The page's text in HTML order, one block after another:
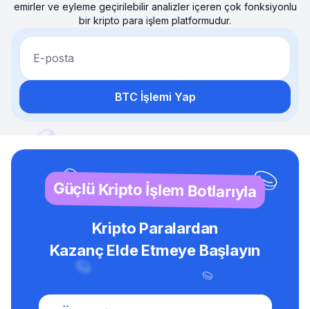
emirler ve eyleme geçirilebilir analizler içeren çok fonksiyonlu
bir kripto para işlem platformudur.
E-posta
BTC İşlemi Yap
Güçlü Kripto İşlem Botlarıyla
Kripto Paralardan
Kazanç Elde Etmeye Başlayın